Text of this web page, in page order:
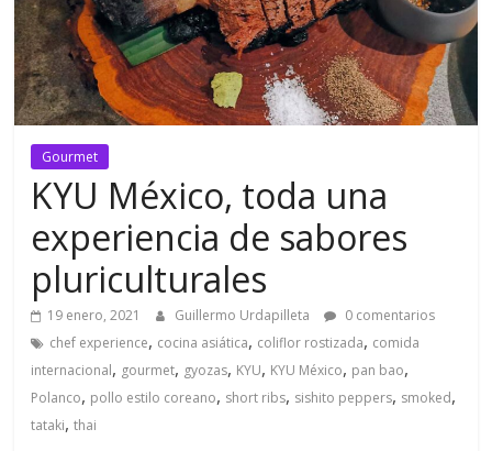
Gourmet
KYU México, toda una
experiencia de sabores
pluriculturales
19 enero, 2021 Guillermo Urdapilleta
0 comentarios
chef experience, cocina asiática, coliflor rostizada, comida
internacional, gourmet, gyozas, KYU, KYU México, pan bao,
Polanco, pollo estilo coreano, short ribs, sishito peppers, smoked,
tataki,thai